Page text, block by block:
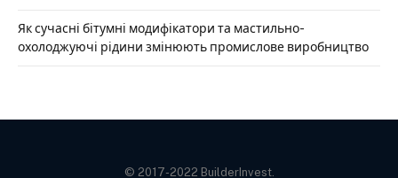
Як сучасні бітумні модифікатори та мастильно-
охолоджуючі рідини змінюють промислове виробництво
© 2017-2022 BuilderInvest.